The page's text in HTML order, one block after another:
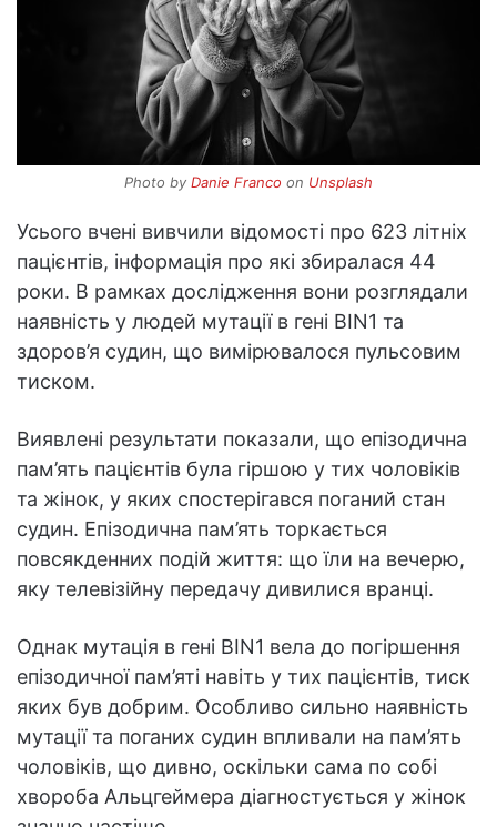
Photo by Danie Franco on Unsplash
Усього вчені вивчили відомості про 623 літніх
пацієнтів, інформація про які збиралася 44
роки. В рамках дослідження вони розглядали
наявність у людей мутації в гені BIN1 та
здоров’я судин, що вимірювалося пульсовим
тиском.
Виявлені результати показали, що епізодична
пам’ять пацієнтів була гіршою у тих чоловіків
та жінок, у яких спостерігався поганий стан
судин. Епізодична пам’ять торкається
повсякденних подій життя: що їли на вечерю,
яку телевізійну передачу дивилися вранці.
Однак мутація в гені BIN1 вела до погіршення
епізодичної пам’яті навіть у тих пацієнтів, тиск
яких був добрим. Особливо сильно наявність
мутації та поганих судин впливали на пам’ять
чоловіків, що дивно, оскільки сама по собі
хвороба Альцгеймера діагностується у жінок